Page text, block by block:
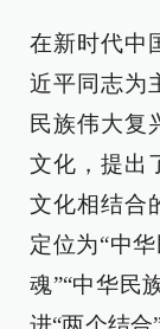
在新时代中
近平同志为
民族伟大复
文化，提出
文化相结合
定位为“中
魂”“中华民